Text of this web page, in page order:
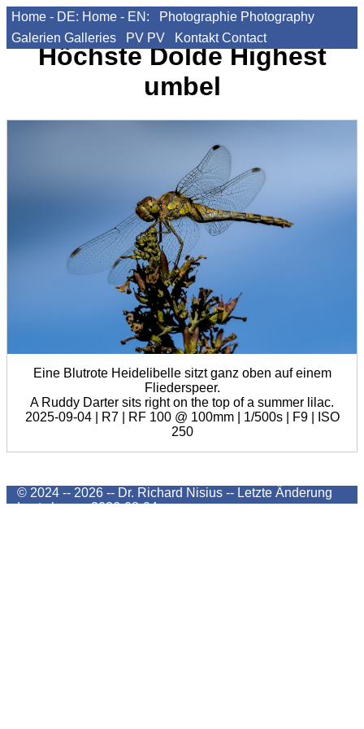
Home - DE: Home - EN: Photographie Photography
Galerien Galleries PV PV Kontakt Contact
Höchste DoldeHighest
umbel
Eine Blutrote Heidelibelle sitzt ganz oben auf einem
Fliederspeer.
A Ruddy Darter sits right on the top of a summer lilac.
2025-09-04 | R7 | RF 100 @ 100mm | 1/500s | F9 | ISO
250
© 2024 -- 2026 -- Dr. Richard Nisius -- Letzte Änderung
Last change2026-08-04